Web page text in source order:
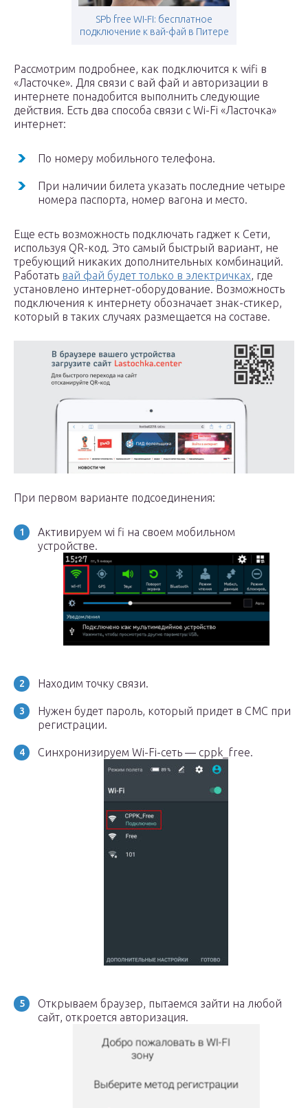
SPb free WI-FI: бесплатное
подключение к вай-фай в Питере
Рассмотрим подробнее, как подключится к wifi в
«Ласточке». Для связи с вай фай и авторизации в
интернете понадобится выполнить следующие
действия. Есть два способа связи с Wi-Fi «Ласточка»
интернет:
По номеру мобильного телефона.
При наличии билета указать последние четыре
номера паспорта, номер вагона и место.
Еще есть возможность подключать гаджет к Сети,
используя QR-код. Это самый быстрый вариант, не
требующий никаких дополнительных комбинаций.
Работать вай фай будет только в электричках, где
установлено интернет-оборудование. Возможность
подключения к интернету обозначает знак-стикер,
который в таких случаях размещается на составе.
При первом варианте подсоединения:
Активируем wi fi на своем мобильном
устройстве.
Находим точку связи.
Нужен будет пароль, который придет в СМС при
регистрации.
Синхронизируем Wi-Fi-сеть — cppk_free.
Открываем браузер, пытаемся зайти на любой
сайт, откроется авторизация.